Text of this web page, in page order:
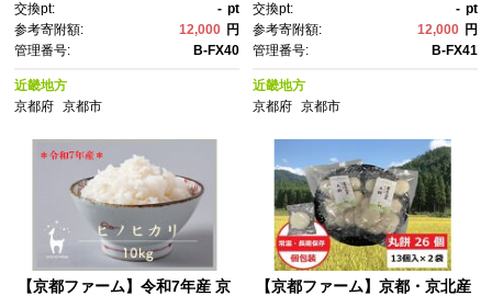
め 米 コメ おこめ お取り寄
せ 通販 送料無料 ふるさと納
税 ］
交換pt: - pt
参考寄附額:
12,000 円
管理番号:
B-FX40
近畿地方
京都府
京都市
め お取り寄せ 通販 送料無料 ふ
るさと納税 ］
交換pt: - pt
参考寄附額:
12,000 円
管理番号:
B-FX41
近畿地方
京都府 京都市
【京都ファーム】令和7年産 京
【京都ファーム】京都・京北産